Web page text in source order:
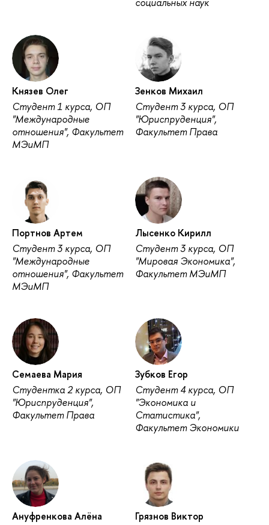
Князев Олег
Студент 1 курса, ОП
"Международные
отношения", Факультет
МЭиМП
Зенков Михаил
Студент 3 курса, ОП
"Юриспруденция",
Факультет Права
Портнов Артем
Студент 3 курса, ОП
"Международные
отношения", Факультет
МЭиМП
Лысенко Кирилл
Студент 3 курса, ОП
"Мировая Экономика",
Факультет МЭиМП
Семаева Мария
Студентка 2 курса, ОП
"Юриспруденция",
Факультет Права
Зубков Егор
Студент 4 курса, ОП
"Экономика и
Статистика",
Факультет Экономики
Ануфренкова Алёна
Грязнов Виктор